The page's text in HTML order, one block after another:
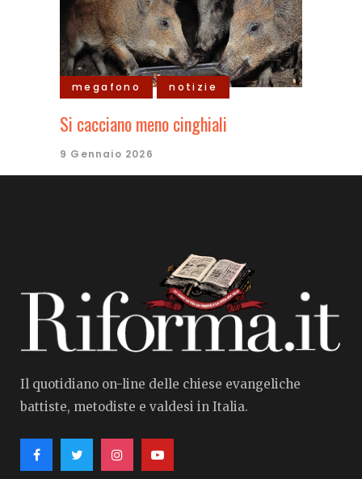
megafono notizie
Si cacciano meno cinghiali
9 Gennaio 2026
Il quotidiano on-line delle chiese evangeliche
battiste, metodiste e valdesi in Italia.